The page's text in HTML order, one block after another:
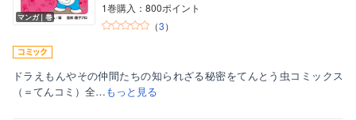
マンガ｜巻
1巻購入：800ポイント
（3）
ドラえもんやその仲間たちの知られざる秘密をてんとう虫コミックス
（＝てんコミ）全…もっと見る